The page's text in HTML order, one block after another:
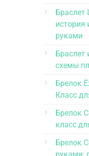
Браслет
история
руками
Браслет
схемы
Брелок
Класс
Брелок
класс
Брелок